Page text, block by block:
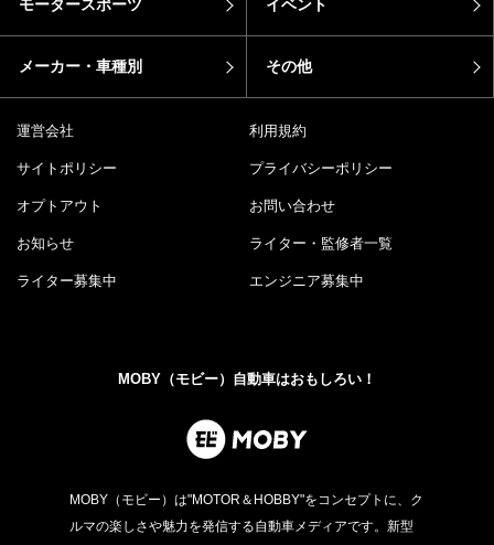
モータースポーツ イベント
メーカー・車種別 その他
運営会社 利用規約
サイトポリシー プライバシーポリシー
オプトアウト お問い合わせ
お知らせ ライター・監修者一覧
ライター募集中 エンジニア募集中
MOBY（モビー）自動車はおもしろい！
MOBY（モビー）は"MOTOR＆HOBBY"をコンセプトに、ク
ルマの楽しさや魅力を発信する自動車メディアです。新型